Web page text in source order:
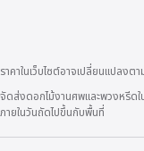
ราคาในเว็บไซต์อาจเปลี่ยนแปล
จัดส่งดอกไม้งานศพและพวงหรีด
ภายในวันถัดไปขึ้นกับพื้นที่